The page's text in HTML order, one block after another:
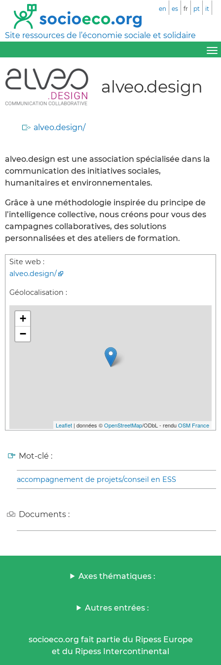
Site ressources de l’économie sociale et solidaire
en es fr pt it
alveo.design
alveo.design/
alveo.design est une association spécialisée dans la
communication des initiatives sociales,
humanitaires et environnementales.
Grâce à une méthodologie inspirée du principe de
l’intelligence collective, nous créons pour vous des
campagnes collaboratives, des solutions
personnalisées et des ateliers de formation.
Site web :
alveo.design/
Géolocalisation :
+
−
Leaflet | données ©OpenStreetMap/ODbL - renduOSM France
Mot-clé :
accompagnement de projets/conseil en ESS
Documents :
Axes thématiques :
Autres entrées :
socioeco.org fait partie du Ripess Europe
et du Ripess Intercontinental